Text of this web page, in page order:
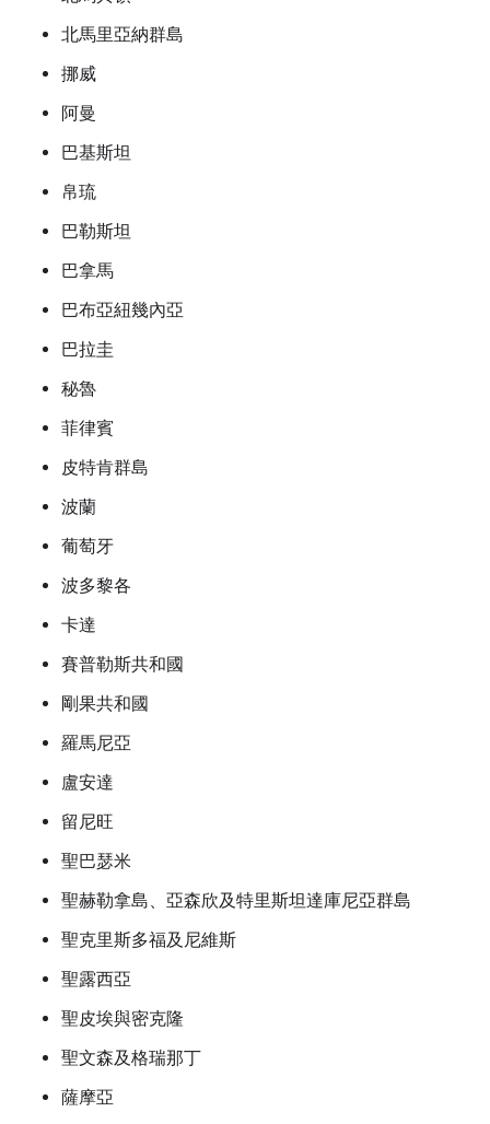
北馬里亞納群島
挪威
阿曼
巴基斯坦
帛琉
巴勒斯坦
巴拿馬
巴布亞紐幾內亞
巴拉圭
秘魯
菲律賓
皮特肯群島
波蘭
葡萄牙
波多黎各
卡達
賽普勒斯共和國
剛果共和國
羅馬尼亞
盧安達
留尼旺
聖巴瑟米
聖赫勒拿島、亞森欣及特里斯坦達庫尼亞群島
聖克里斯多福及尼維斯
聖露西亞
聖皮埃與密克隆
聖文森及格瑞那丁
薩摩亞